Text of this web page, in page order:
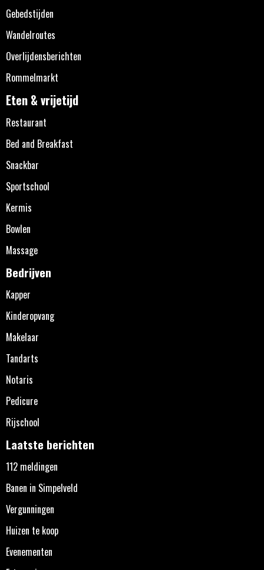
Gebedstijden
Wandelroutes
Overlijdensberichten
Rommelmarkt
Eten & vrijetijd
Restaurant
Bed and Breakfast
Snackbar
Sportschool
Kermis
Bowlen
Massage
Bedrijven
Kapper
Kinderopvang
Makelaar
Tandarts
Notaris
Pedicure
Rijschool
Laatste berichten
112 meldingen
Banen in Simpelveld
Vergunningen
Huizen te koop
Evenementen